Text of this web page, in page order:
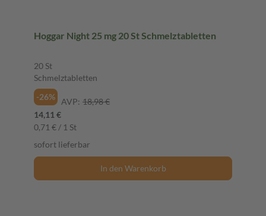
Hoggar Night 25 mg 20 St Schmelztabletten
20 St
Schmelztabletten
-26%
AVP: 18,98 €
14,11 €
0,71 € / 1 St
sofort lieferbar
In den Warenkorb